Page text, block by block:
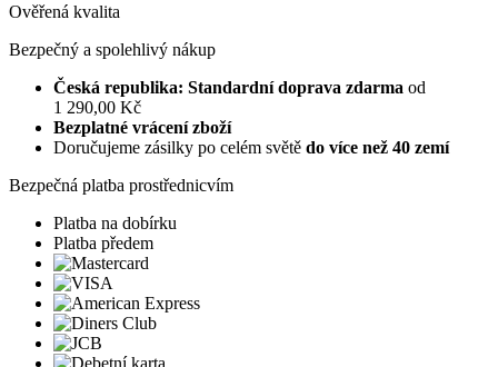
Ověřená kvalita
Bezpečný a spolehlivý nákup
Česká republika: Standardní doprava zdarma od
1 290,00 Kč
Bezplatné vrácení zboží
Doručujeme zásilky po celém světě do více než 40 zemí
Bezpečná platba prostřednicvím
Platba na dobírku
Platba předem